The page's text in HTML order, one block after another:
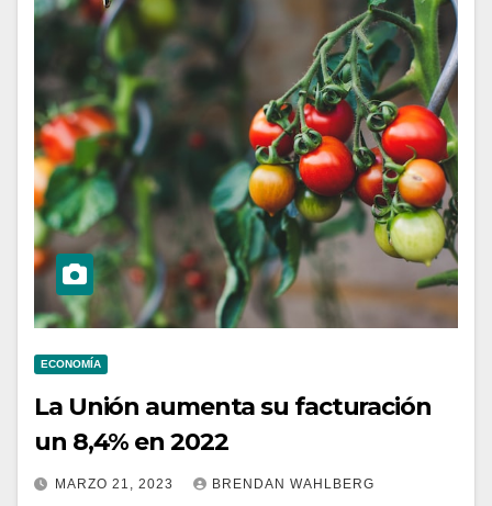
ECONOMÍA
La Unión aumenta su facturación
un 8,4% en 2022
MARZO 21, 2023 BRENDAN WAHLBERG